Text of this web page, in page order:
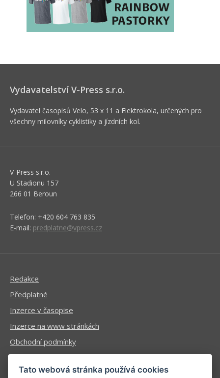
Vydavatelství V-Press s.r.o.
Vydavatel časopisů Velo, 53 x 11 a Elektrokola, určených pro
všechny milovníky cyklistiky a jízdních kol.
V-Press s.r.o.
U Stadionu 157
266 01 Beroun
Telefon: +420 604 763 835
E-mail: predplatne@vpress.cz
Redakce
Předplatné
Inzerce v časopise
Inzerce na www stránkách
Obchodní podmínky
Ochrana osobních údajů
Tato webová stránka používá cookies